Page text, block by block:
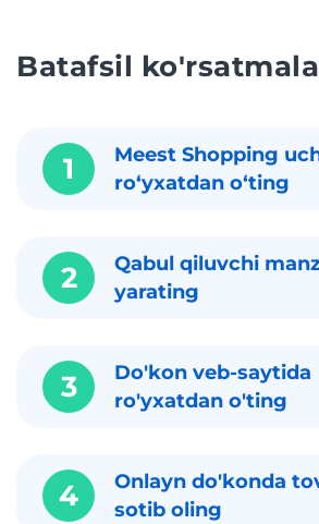
Batafsil
1
Meest Shopping
roʻyxatdan oʻting
2
Qabul qiluvchi
yarating
3
Do'kon veb-saytida
ro'yxatdan o'ting
4
Onlayn do'konda
sotib oling